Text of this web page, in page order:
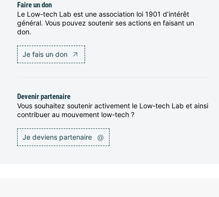
Faire un don
Le Low-tech Lab est une association loi 1901 d’intérêt
général. Vous pouvez soutenir ses actions en faisant un
don.
Je fais un don
Devenir partenaire
Vous souhaitez soutenir activement le Low-tech Lab et ainsi
contribuer au mouvement low-tech ?
Je deviens partenaire @